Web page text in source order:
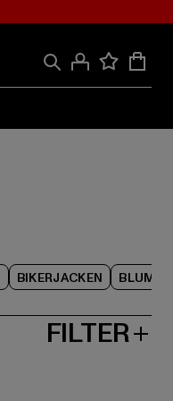
BIKERJACKEN
FILTER